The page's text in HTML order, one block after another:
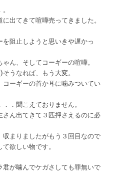
出てきて喧嘩売ってきました。
を阻止しようと思いきや遅かっ
ゃん、そしてコーギーの喧嘩。
うなれば、もう大変。
コーギーの首か耳に噛みついてい
．．聞こえておりません。
さん出てきて３匹押さえるのに必
収まりましたがもう３回目なので
欲しい物です。
君が噛んでケガさしても罪無いで